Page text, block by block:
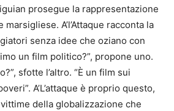
prosegue la rappresentazione
A’l’Attaque racconta la
senza idee che oziano con
un film politico?”, propone uno.
sfotte l’altro. “È un film sui
A’L’attaque è proprio questo,
della globalizzazione che